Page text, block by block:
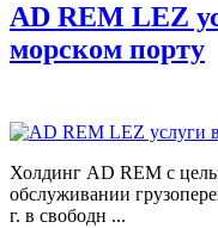
AD REM LEZ
морском порту
Холдинг AD REM с
обслуживании
г. в свободн ...